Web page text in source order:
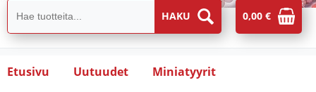
0,00 €
Etusivu Uutuudet Miniatyyrit